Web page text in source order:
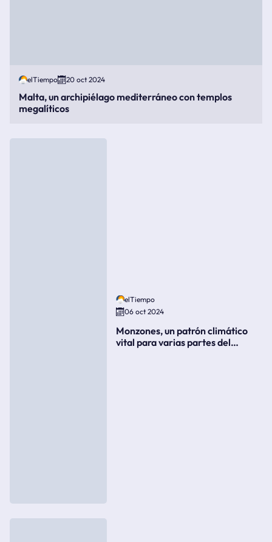
elTiempo 20 oct 2024
Malta, un archipiélago mediterráneo con templos
megalíticos
elTiempo
06 oct 2024
Monzones, un patrón climático
vital para varias partes del